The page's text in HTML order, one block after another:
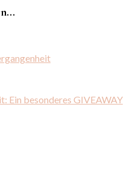
Ein besonderes GIVEAWAY